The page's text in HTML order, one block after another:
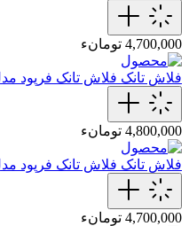
4,700,000 تومانء
فلاش تانک فلاش تانک فرپود
4,800,000 تومانء
فلاش تانک فلاش تانک فرپود
4,700,000 تومانء